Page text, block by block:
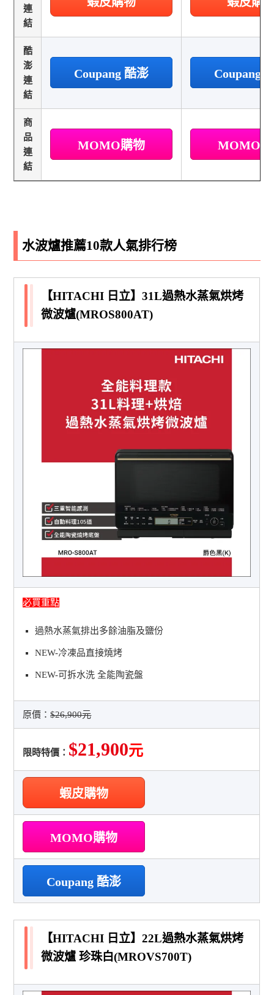
連
結
酷
澎
連
結
Coupang 酷澎 Coupang
商
品
連
結
MOMO購物 MOMO
水波爐推薦10款人氣排行榜
【HITACHI 日立】31L過熱水蒸氣烘烤
微波爐(MROS800AT)
必買重點
過熱水蒸氣排出多餘油脂及鹽份
NEW-冷凍品直接燒烤
NEW-可拆水洗 全能陶瓷盤
原價：$26,900元
限時特價： $21,900元
蝦皮購物
MOMO購物
Coupang 酷澎
【HITACHI 日立】22L過熱水蒸氣烘烤
微波爐 珍珠白(MROVS700T)